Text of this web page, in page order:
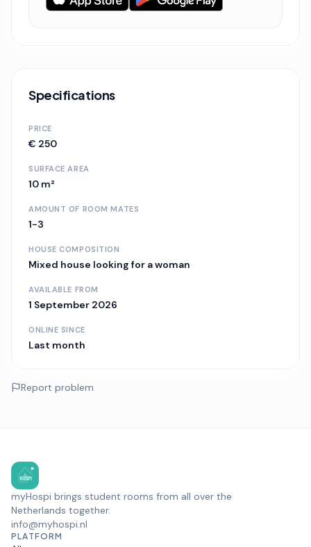
Specifications
PRICE
€ 250
SURFACE AREA
10 m²
AMOUNT OF ROOM MATES
1-3
HOUSE COMPOSITION
Mixed house looking for a woman
AVAILABLE FROM
1 September 2026
ONLINE SINCE
Last month
Report problem
myHospi brings student rooms from all over the
Netherlands together.
info@myhospi.nl
PLATFORM